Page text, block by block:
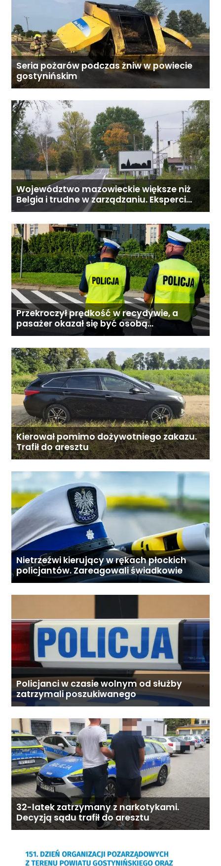
Seria pożarów podczas żniw w powiecie
gostynińskim
Województwo mazowieckie większe niż
Belgia i trudne w zarządzaniu. Eksperci
proponują podział centralnej Polski
Przekroczył prędkość w recydywie, a
pasażer okazał się być osobą
poszukiwaną
Kierował pomimo dożywotniego zakazu.
Trafił do aresztu
Nietrzeźwi kierujący w rękach płockich
policjantów. Zareagowali świadkowie
Policjanci w czasie wolnym od służby
zatrzymali poszukiwanego
32-latek zatrzymany z narkotykami.
Decyzją sądu trafił do aresztu